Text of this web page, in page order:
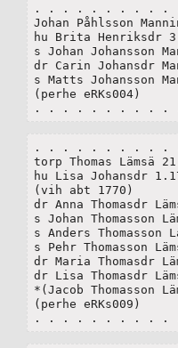
. . . . . . . . . .
Johan Påhlsson
hu Brita Henriksdr
s Johan Johansson
dr Carin Johansdr
s Matts Johansson
(perhe eRKs004)
. . . . . . . . . .
. . . . . . . . . .
torp Thomas Lämsä
hu Lisa Johansdr
(vih abt 1770)
dr Anna Thomasdr
s Johan Thomasson
s Anders Thomasson
s Pehr Thomasson
dr Maria Thomasdr
dr Lisa Thomasdr
*(Jacob Thomasson
(perhe eRKs009)
. . . . . . . . . .